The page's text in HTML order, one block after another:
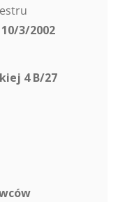
10/3/2002
4 B/27